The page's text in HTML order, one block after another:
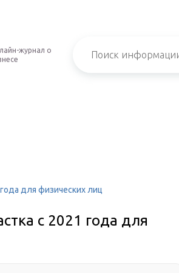
журнал о
для физических лиц
с 2021 года для